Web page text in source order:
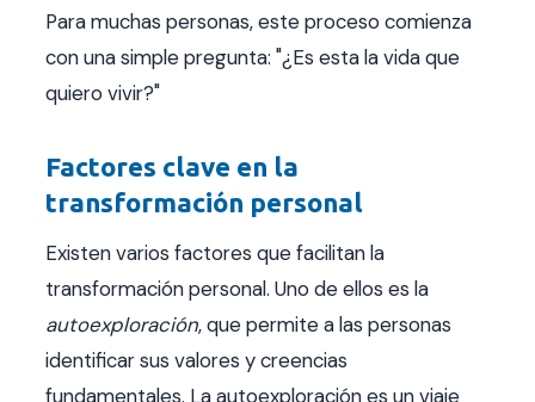
Para muchas personas, este proceso comienza
con una simple pregunta: "¿Es esta la vida que
quiero vivir?"
Factores clave en la
transformación personal
Existen varios factores que facilitan la
transformación personal. Uno de ellos es la
autoexploración, que permite a las personas
identificar sus valores y creencias
fundamentales. La autoexploración es un viaje